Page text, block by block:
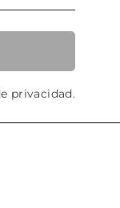
privacidad.